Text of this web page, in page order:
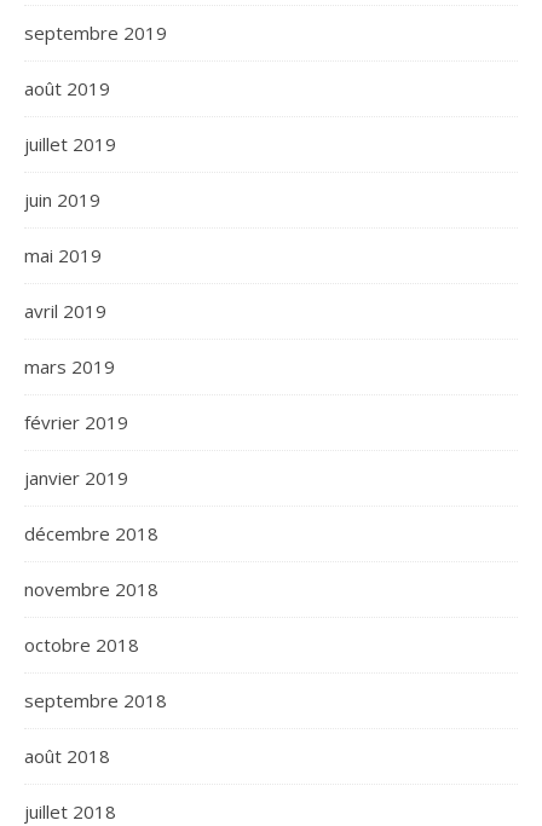
septembre 2019
août 2019
juillet 2019
juin 2019
mai 2019
avril 2019
mars 2019
février 2019
janvier 2019
décembre 2018
novembre 2018
octobre 2018
septembre 2018
août 2018
juillet 2018